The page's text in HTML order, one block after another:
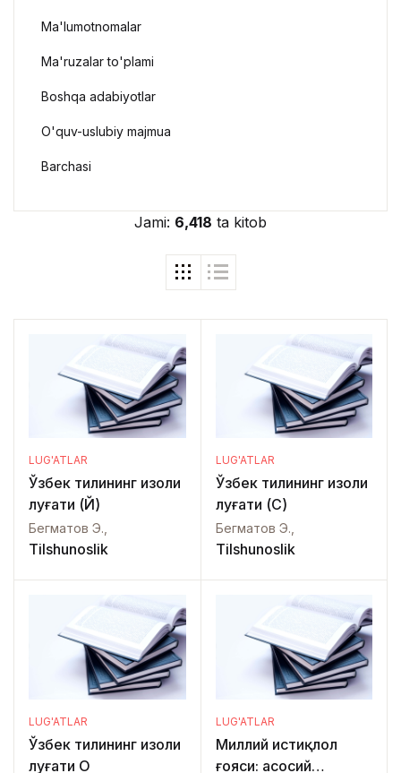
Jami: 6,418 ta kitob
LUG'ATLAR
Ўзбек тилининг изоҳли
луғати (Й)
Бегматов Э.,
Tilshunoslik
LUG'ATLAR
Ўзбек тилининг изоҳли
луғати (С)
Бегматов Э.,
Tilshunoslik
LUG'ATLAR
Ўзбек тилининг изоҳли
луғати О
LUG'ATLAR
Миллий истиқлол
ғояси: асосий
Ma'lumotnomalar
Ma'ruzalar to'plami
Boshqa adabiyotlar
O'quv-uslubiy majmua
Barchasi